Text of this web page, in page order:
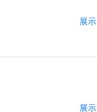
展
展